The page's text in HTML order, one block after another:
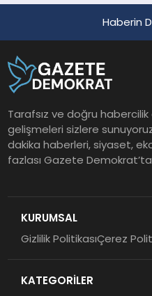
Haberin
Tarafsız ve doğru habercilik
gelişmeleri sizlere
dakika haberleri, siyaset,
fazlası Gazete
KURUMSAL
Gizlilik PolitikasıÇerez
KATEGORİLER